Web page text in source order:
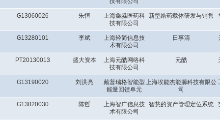
G13060026 朱恒
上海鑫淼医药科
技有限公司
新型给药载体研发与销售
G13280101 李斌
上海轻简信息技
术有限公司
日事清
PT20130013 盛大资本
上海元酷网络科
技有限公司
元酷
G13190020 刘洪亮
戴普瑞格智能型
能量回馈单元
上海埃能杰能源科技有限公
司
G13020030 陈哲
上海智广信息技
术有限公司
智慧的资产管理定位系统